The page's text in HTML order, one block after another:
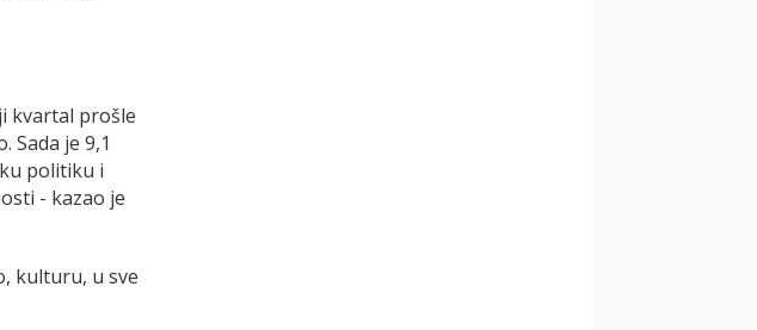
kvartal prošle
Sada je 9,1
politiku i
- kazao je
kulturu, u sve